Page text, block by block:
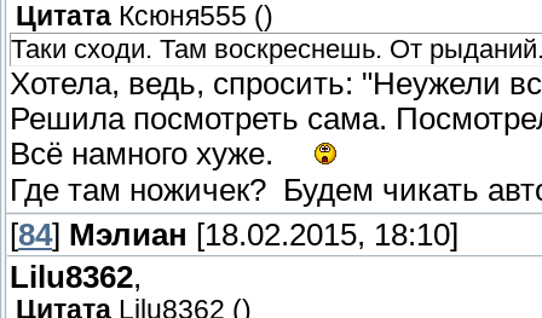
Цитата Ксюня555 ()
Таки сходи. Там воскреснешь. От
Хотела, ведь, спросить: "Неужели
Решила посмотреть сама.
Всё намного хуже.
Где там ножичек? Будем чикать
[84] Мэлиан [18.02.2015, 18:10]
Lilu8362,
Цитата Lilu8362 ()